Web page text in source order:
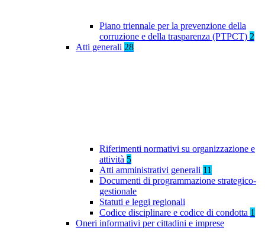
Piano triennale per la prevenzione della
corruzione e della trasparenza (PTPCT) 2
Atti generali 28
Riferimenti normativi su organizzazione e
attività 5
Atti amministrativi generali 11
Documenti di programmazione strategico-
gestionale
Statuti e leggi regionali
Codice disciplinare e codice di condotta 1
Oneri informativi per cittadini e imprese